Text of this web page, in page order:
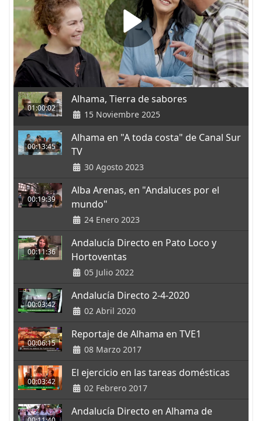
01:00:02
Alhama, Tierra de sabores
15 Noviembre 2025
00:13:45
Alhama en "A toda costa" de Canal Sur
TV
30 Agosto 2023
00:19:39
Alba Arenas, en "Andaluces por el
mundo"
24 Enero 2023
00:11:36
Andalucía Directo en Pato Loco y
Hortoventas
05 Julio 2022
00:03:42
Andalucía Directo 2-4-2020
02 Abril 2020
00:06:15
Reportaje de Alhama en TVE1
08 Marzo 2017
00:03:42
El ejercicio en las tareas domésticas
02 Febrero 2017
Andalucía Directo en Alhama de